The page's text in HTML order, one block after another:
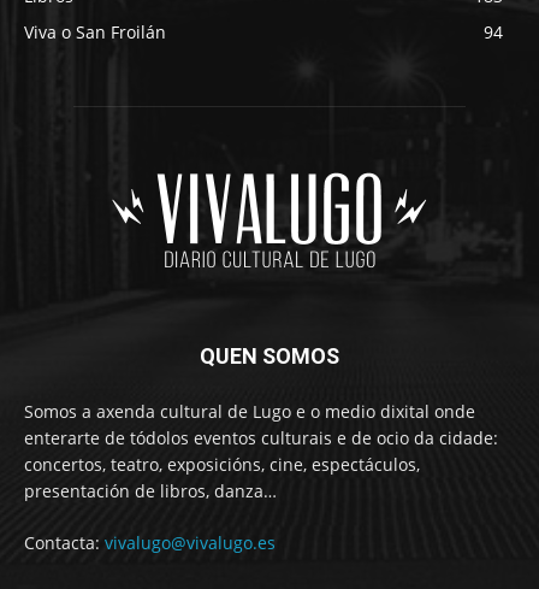
Viva o San Froilán
94
QUEN SOMOS
Somos a axenda cultural de Lugo e o medio dixital onde
enterarte de tódolos eventos culturais e de ocio da cidade:
concertos, teatro, exposicións, cine, espectáculos,
presentación de libros, danza…
Contacta: vivalugo@vivalugo.es